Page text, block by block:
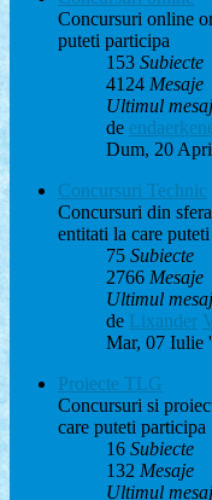
Concursuri online
puteti participa
153 Subiecte
4124 Mesaje
Ultimul mesaj
de
Dum, 20
Concursuri Technic
Concursuri din
entitati la care
75 Subiecte
2766 Mesaje
Ultimul mesaj
de Lixander
Mar, 07 Iulie
Proiecte TLG
Concursuri si
care puteti participa
16 Subiecte
132 Mesaje
Ultimul mesaj